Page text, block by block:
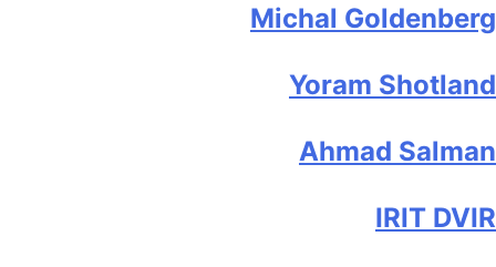
Michal Goldenberg
Yoram Shotland
Ahmad Salman
IRIT DVIR